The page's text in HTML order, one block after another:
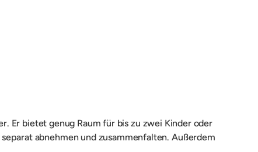
Er bietet genug Raum für bis zu zwei Kinder oder
abnehmen und zusammenfalten. Außerdem